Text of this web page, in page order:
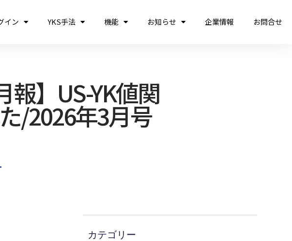
イン YKS手法 機能 お知らせ 企業情報 お問合せ
報】US-YK値関
/2026年3月号
カテゴリー